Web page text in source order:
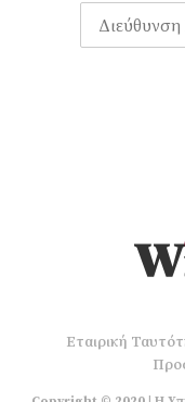
Εταιρική